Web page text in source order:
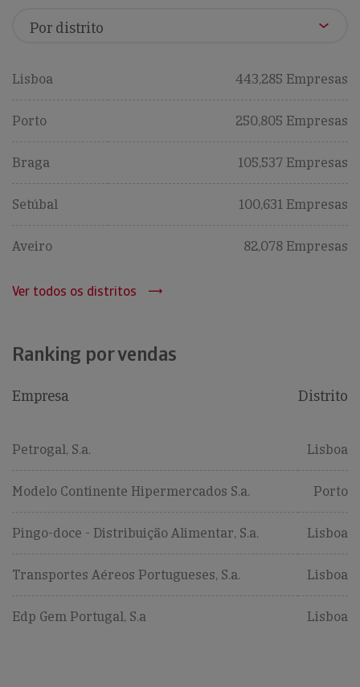
Lisboa 443,285 Empresas
Porto 250,805 Empresas
Braga 105,537 Empresas
Setúbal 100,631 Empresas
Aveiro 82,078 Empresas
Ver todos os distritos
Ranking por vendas
Empresa Distrito
Petrogal, S.a. Lisboa
Modelo Continente Hipermercados S.a. Porto
Pingo-doce - Distribuição Alimentar, S.a. Lisboa
Transportes Aéreos Portugueses, S.a. Lisboa
Edp Gem Portugal, S.a Lisboa